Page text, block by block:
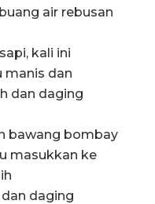
air rebusan
kali ini
manis dan
dan daging
bawang bombay
masukkan ke
daging